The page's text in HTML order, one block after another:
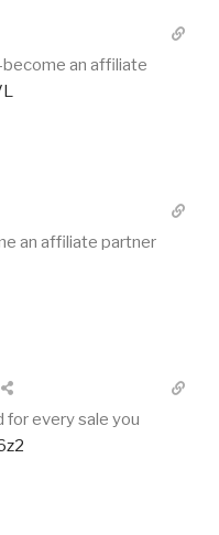
an affiliate
an affiliate partner
every sale you